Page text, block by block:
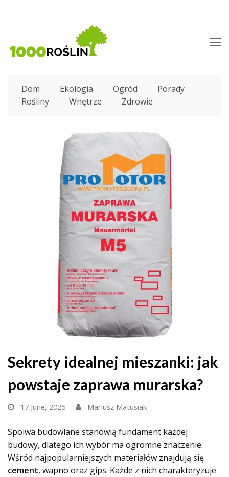
Dom Ekologia Ogród
Porady
Rośliny
Wnętrze Zdrowie
Sekrety idealnej mieszanki: jak
powstaje zaprawa murarska?
17 June, 2026 Mariusz Matusiak
Spoiwa budowlane stanowią fundament każdej
budowy, dlatego ich wybór ma ogromne znaczenie.
Wśród najpopularniejszych materiałów znajdują się
cement, wapno oraz gips. Każde z nich charakteryzuje